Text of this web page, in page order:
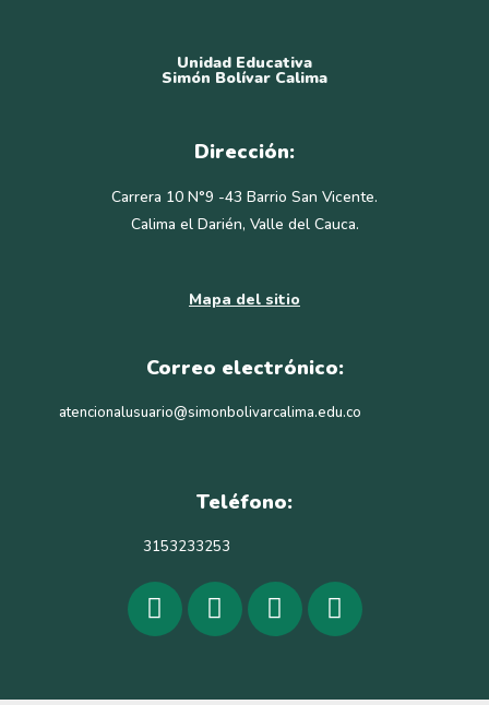
Unidad Educativa
Simón Bolívar Calima
Dirección:
Carrera 10 N°9 -43 Barrio San Vicente.
Calima el Darién, Valle del Cauca.
Mapa del sitio
Correo electrónico:
atencionalusuario@simonbolivarcalima.edu.co
Teléfono:
3153233253